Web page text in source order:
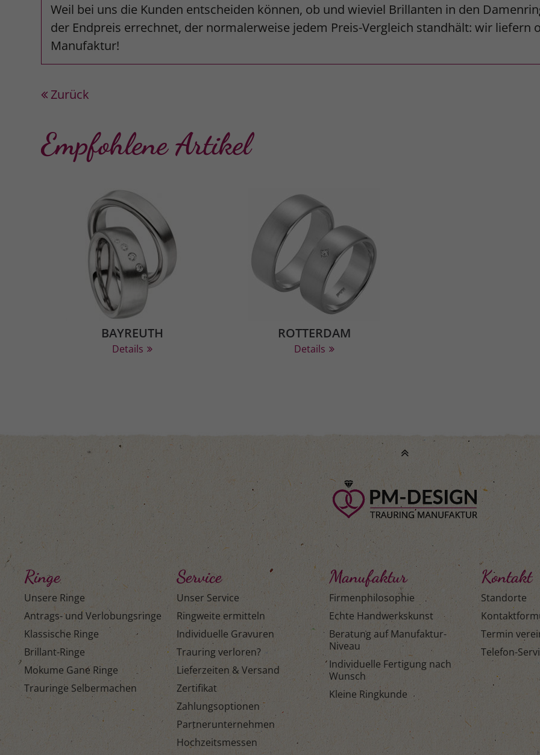
Weil bei uns die Kunden entscheiden können, ob und wieviel Brillanten in den
der Endpreis errechnet, der normalerweise jedem Preis-Vergleich standhält: wir liefern
Manufaktur!
Zurück
Empfohlene Artikel
BAYREUTH
Details
ROTTERDAM
Details
Ringe
Unsere Ringe
Antrags- und Verlobungsringe
Klassische Ringe
Brillant-Ringe
Mokume Gane Ringe
Trauringe Selbermachen
Service
Unser Service
Ringweite ermitteln
Individuelle Gravuren
Trauring verloren?
Lieferzeiten & Versand
Zertifikat
Zahlungsoptionen
Partnerunternehmen
Hochzeitsmessen
Manufaktur
Firmenphilosophie
Echte Handwerkskunst
Beratung auf Manufaktur-
Niveau
Individuelle Fertigung nach
Wunsch
Kleine Ringkunde
Kontakt
Standorte
Termin
Telefon-